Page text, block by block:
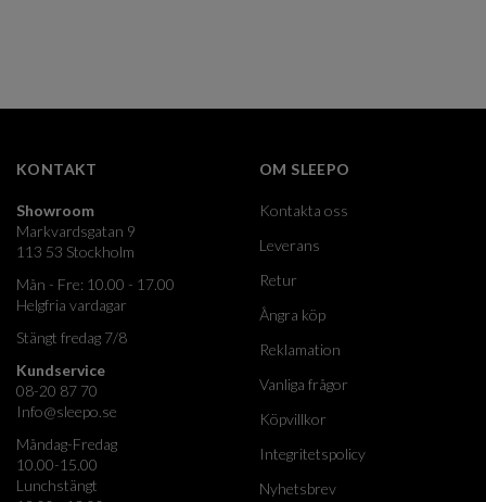
KONTAKT
Showroom
Markvardsgatan 9
113 53 Stockholm
Mån - Fre: 10.00 - 17.00
Helgfria vardagar
Stängt fredag 7/8
Kundservice
08-20 87 70
Info@sleepo.se
Måndag-Fredag
10.00-15.00
Lunchstängt
OM SLEEPO
Kontakta oss
Leverans
Retur
Ångra köp
Reklamation
Vanliga frågor
Köpvillkor
Integritetspolicy
Nyhetsbrev